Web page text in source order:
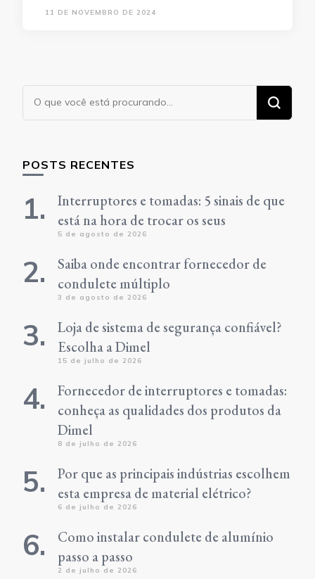
11 DE NOVEMBRO DE 2024
POSTS RECENTES
Interruptores e tomadas: 5 sinais de que
está na hora de trocar os seus
5 de agosto de 2026
Saiba onde encontrar fornecedor de
condulete múltiplo
3 de agosto de 2026
Loja de sistema de segurança confiável?
Escolha a Dimel
15 de julho de 2026
Fornecedor de interruptores e tomadas:
conheça as qualidades dos produtos da
Dimel
8 de julho de 2026
Por que as principais indústrias escolhem
esta empresa de material elétrico?
6 de julho de 2026
Como instalar condulete de alumínio
passo a passo
2 de julho de 2026